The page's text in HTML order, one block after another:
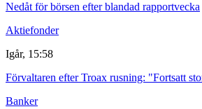
Nedåt för börsen efter blandad rapportvecka
Aktiefonder
Igår, 15:58
Förvaltaren efter Troax rusning: "Fortsatt
Banker